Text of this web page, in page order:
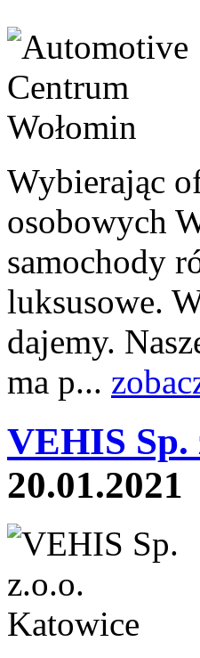
Wybierając
osobowych
samochody
luksusowe.
dajemy.
ma p...
VEHIS Sp.
20.01.2021